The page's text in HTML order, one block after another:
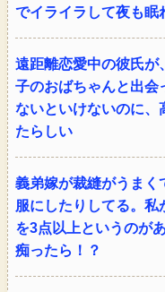
でイライラして夜も眠
遠距離恋愛中の彼氏が
子のおばちゃんと出会
ないといけないのに、
たらしい
義弟嫁が裁縫がうまく
服にしたりしてる。私
を3点以上というのが
痴ったら！？